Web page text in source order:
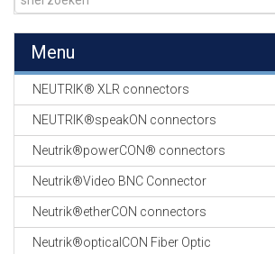
GEVLOCHTEN KOUS
EN
KRIMP KOUS
KOPER KABEL
OP ROL
OCC OPTICAL
Menu
NEUTRIK® XLR connectors
NEUTRIK®speakON connectors
Neutrik®powerCON® connectors
Neutrik®Video BNC Connector
Neutrik®etherCON connectors
Neutrik®opticalCON Fiber Optic